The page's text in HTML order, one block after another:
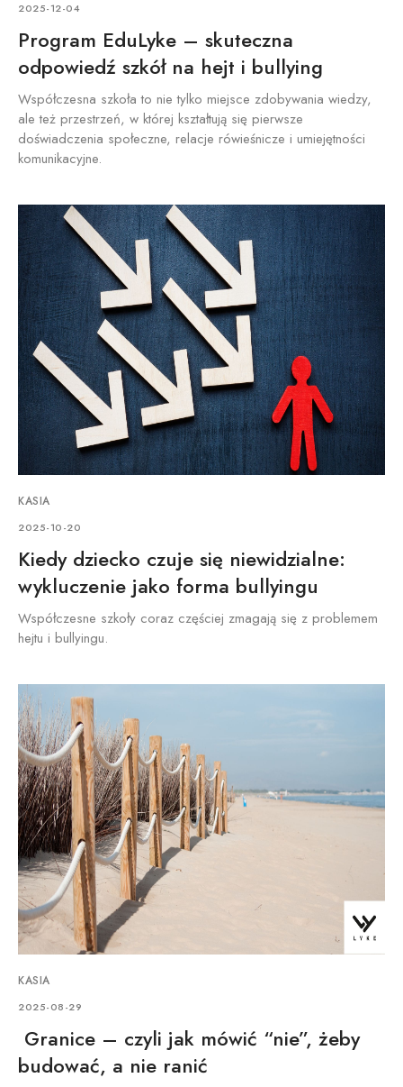
2025-12-04
Program EduLyke – skuteczna
odpowiedź szkół na hejt i bullying
Współczesna szkoła to nie tylko miejsce zdobywania wiedzy,
ale też przestrzeń, w której kształtują się pierwsze
doświadczenia społeczne, relacje rówieśnicze i umiejętności
komunikacyjne.
KASIA
2025-10-20
Kiedy dziecko czuje się niewidzialne:
wykluczenie jako forma bullyingu
Współczesne szkoły coraz częściej zmagają się z problemem
hejtu i bullyingu.
KASIA
2025-08-29
Granice – czyli jak mówić “nie”, żeby
budować, a nie ranić